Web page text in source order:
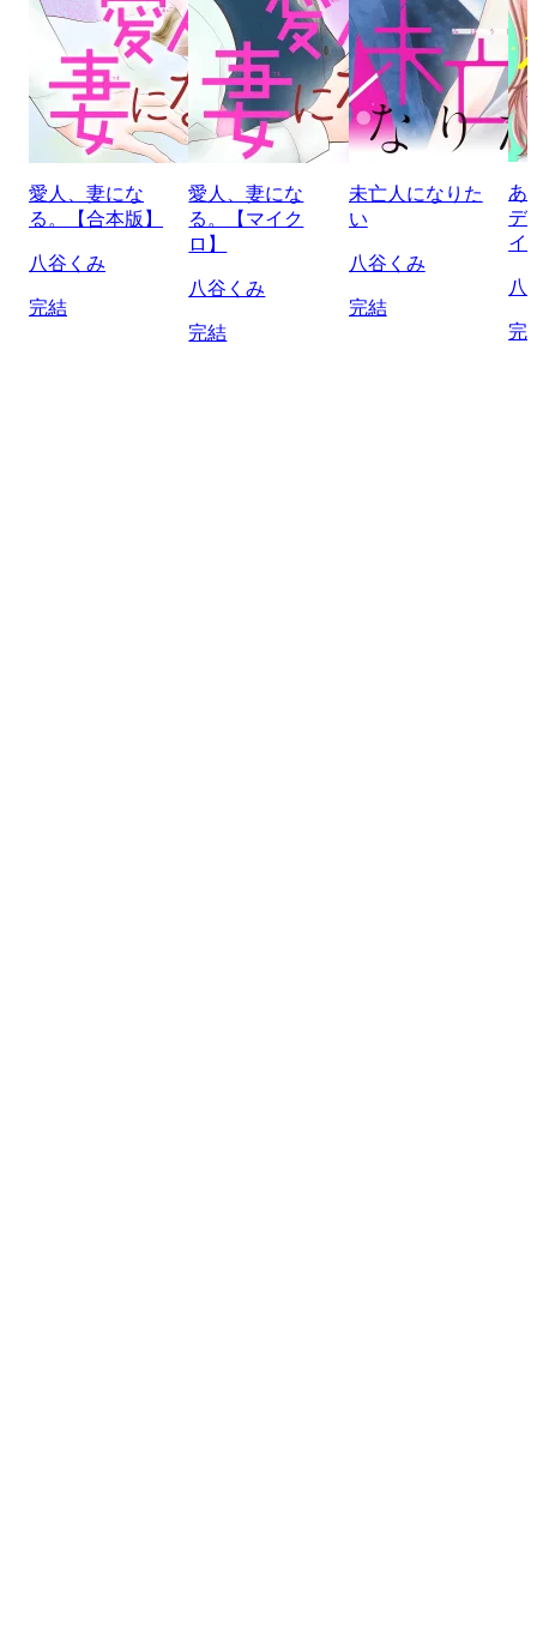
愛人、妻にな
る。【合本版】
八谷くみ
完結
愛人、妻にな
る。【マイク
ロ】
八谷くみ
完結
未亡人になりた
い
八谷くみ
完結
あ
デ
イ
八
完